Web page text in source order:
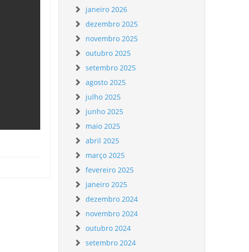
janeiro 2026
dezembro 2025
novembro 2025
outubro 2025
setembro 2025
agosto 2025
julho 2025
junho 2025
maio 2025
abril 2025
março 2025
fevereiro 2025
janeiro 2025
dezembro 2024
novembro 2024
outubro 2024
setembro 2024